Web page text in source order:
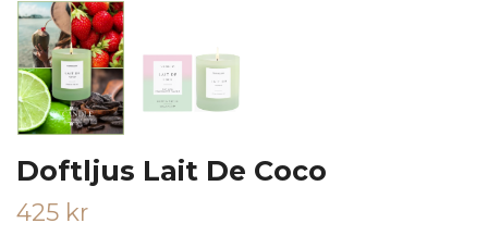
Doftljus Lait De Coco
425 kr